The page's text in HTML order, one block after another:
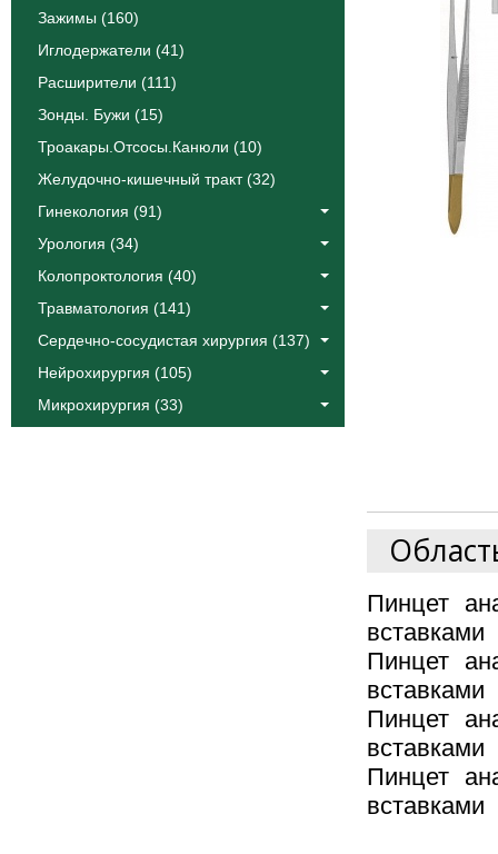
Зажимы (160)
Иглодержатели (41)
Расширители (111)
Зонды. Бужи (15)
Троакары.Отсосы.Канюли (10)
Желудочно-кишечный тракт (32)
Гинекология (91)
Урология (34)
Колопроктология (40)
Травматология (141)
Сердечно-сосудистая хирургия (137)
Нейрохирургия (105)
Микрохирургия (33)
Пинцет
Пинцет
Пинцет
Пинцет